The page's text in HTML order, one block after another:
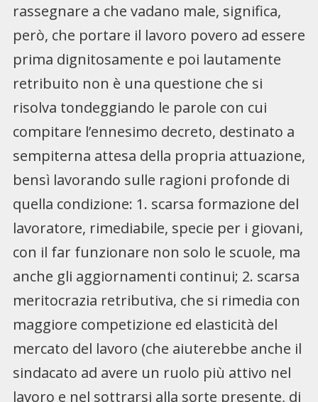
rassegnare a che vadano male, significa,
però, che portare il lavoro povero ad essere
prima dignitosamente e poi lautamente
retribuito non è una questione che si
risolva tondeggiando le parole con cui
compitare l’ennesimo decreto, destinato a
sempiterna attesa della propria attuazione,
bensì lavorando sulle ragioni profonde di
quella condizione: 1. scarsa formazione del
lavoratore, rimediabile, specie per i giovani,
con il far funzionare non solo le scuole, ma
anche gli aggiornamenti continui; 2. scarsa
meritocrazia retributiva, che si rimedia con
maggiore competizione ed elasticità del
mercato del lavoro (che aiuterebbe anche il
sindacato ad avere un ruolo più attivo nel
lavoro e nel sottrarsi alla sorte presente, di